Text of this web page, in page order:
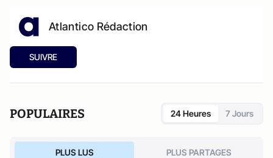
Atlantico Rédaction
SUIVRE
POPULAIRES 24 Heures 7 Jours
PLUS LUS PLUS PARTAGES